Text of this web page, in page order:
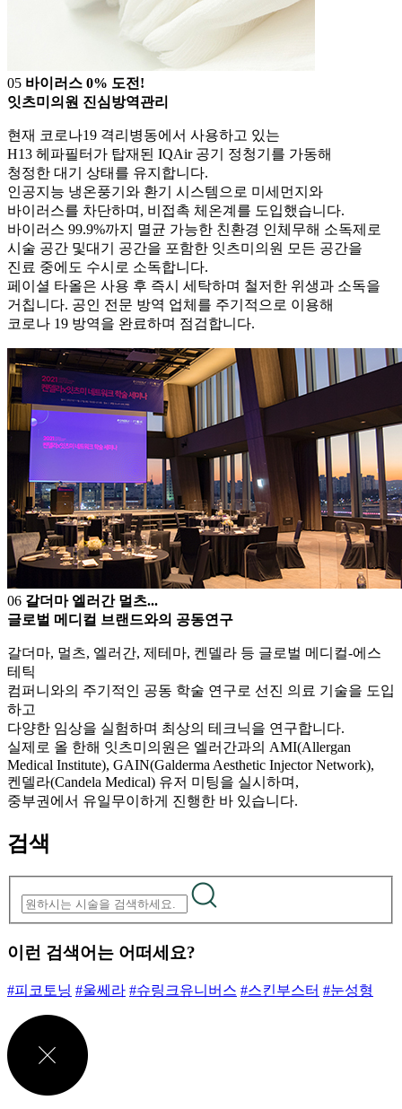
05 바이러스 0% 도전!
잇츠미의원 진심방역관리
현재 코로나19 격리병동에서 사용하고 있는
H13 헤파필터가 탑재된 IQAir 공기 정청기를 가동해
청정한 대기 상태를 유지합니다.
인공지능 냉온풍기와 환기 시스템으로 미세먼지와
바이러스를 차단하며, 비접촉 체온계를 도입했습니다.
바이러스 99.9%까지 멸균 가능한 친환경 인체무해 소독제로
시술 공간 및대기 공간을 포함한 잇츠미의원 모든 공간을
진료 중에도 수시로 소독합니다.
페이셜 타올은 사용 후 즉시 세탁하며 철저한 위생과 소독을
거칩니다. 공인 전문 방역 업체를 주기적으로 이용해
코로나 19 방역을 완료하며 점검합니다.
06 갈더마 엘러간 멀츠...
글로벌 메디컬 브랜드와의 공동연구
갈더마, 멀츠, 엘러간, 제테마, 켄델라 등 글로벌 메디컬-에스
테틱
컴퍼니와의 주기적인 공동 학술 연구로 선진 의료 기술을 도입
하고
다양한 임상을 실험하며 최상의 테크닉을 연구합니다.
실제로 올 한해 잇츠미의원은 엘러간과의 AMI(Allergan
Medical Institute), GAIN(Galderma Aesthetic Injector Network),
켄델라(Candela Medical) 유저 미팅을 실시하며,
중부권에서 유일무이하게 진행한 바 있습니다.
검색
이런 검색어는 어떠세요?
#피코토닝 #울쎄라 #슈링크유니버스 #스킨부스터 #눈성형